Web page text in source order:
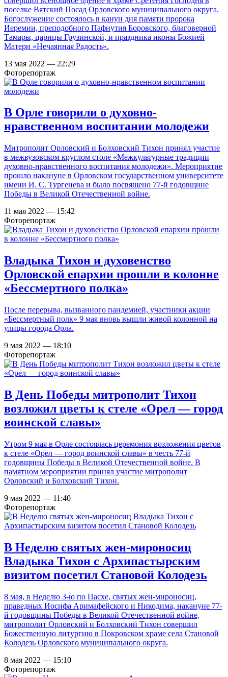
поселке Вятский Посад Орловского муниципального округа.
Богослужение состоялось в канун дня памяти пророка
Иеремии, преподобного Пафнутия Боровского, благоверной
Тамары, царицы Грузинской, и праздника иконы Божией
Матери «Нечаянная Радость».
13 мая 2022 — 22:29
Фоторепортаж
В Орле говорили о духовно-
нравственном воспитании молодежи
Митрополит Орловский и Болховский Тихон принял участие
в межвузовском круглом столе «Межкультурные традиции
духовно-нравственного воспитания молодежи». Мероприятие
прошло накануне в Орловском государственном университете
имени И. С. Тургенева и было посвящено 77-й годовщине
Победы в Великой Отечественной войне.
11 мая 2022 — 15:42
Фоторепортаж
Владыка Тихон и духовенство
Орловской епархии прошли в колонне
«Бессмертного полка»
После перерыва, вызванного пандемией, участники акции
«Бессмертный полк» 9 мая вновь вышли живой колонной на
улицы города Орла.
9 мая 2022 — 18:10
Фоторепортаж
В День Победы митрополит Тихон
возложил цветы к стеле «Орел — город
воинской славы»
Утром 9 мая в Орле состоялась церемония возложения цветов
к стеле «Орел — город воинской славы» в честь 77-й
годовщины Победы в Великой Отечественной войне. В
памятном мероприятии принял участие митрополит
Орловский и Болховский Тихон.
9 мая 2022 — 11:40
Фоторепортаж
В Неделю святых жен-мироносиц
Владыка Тихон с Архипастырским
визитом посетил Становой Колодезь
8 мая, в Неделю 3-ю по Пасхе, святых жен-мироносиц,
праведных Иосифа Аримафейского и Никодима, накануне 77-
й годовщины Победы в Великой Отечественной войне,
митрополит Орловский и Болховский Тихон совершил
Божественную литургию в Покровском храме села Становой
Колодезь Орловского муниципального округа.
8 мая 2022 — 15:10
Фоторепортаж